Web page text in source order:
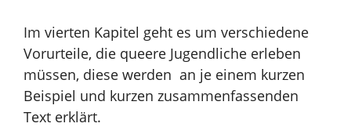
Im vierten Kapitel geht es um verschiedene
Vorurteile, die queere Jugendliche erleben
müssen, diese werden an je einem kurzen
Beispiel und kurzen zusammenfassenden
Text erklärt.